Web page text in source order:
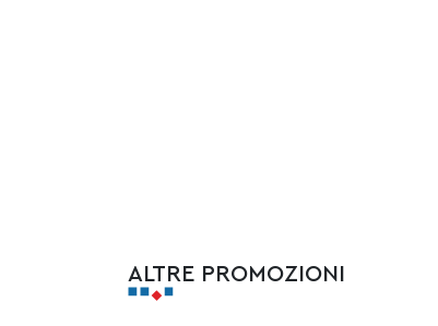
ALTRE PROMOZIONI